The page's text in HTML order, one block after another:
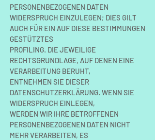
PERSONENBEZOGENEN DATEN
WIDERSPRUCH EINZULEGEN; DIES GILT
AUCH FÜR EIN AUF DIESE BESTIMMUNGEN
GESTÜTZTES
PROFILING. DIE JEWEILIGE
RECHTSGRUNDLAGE, AUF DENEN EINE
VERARBEITUNG BERUHT,
ENTNEHMEN SIE DIESER
DATENSCHUTZERKLÄRUNG. WENN SIE
WIDERSPRUCH EINLEGEN,
WERDEN WIR IHRE BETROFFENEN
PERSONENBEZOGENEN DATEN NICHT
MEHR VERARBEITEN, ES